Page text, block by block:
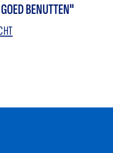
BENUTTEN"